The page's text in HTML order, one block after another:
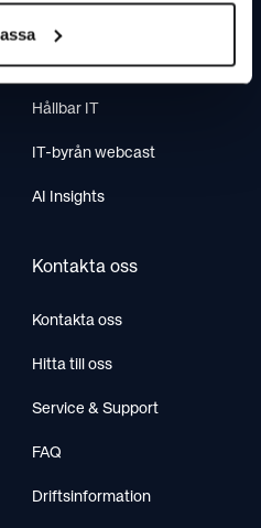
Hållbar IT
IT-byrån webcast
AI Insights
Kontakta oss
Kontakta oss
Hitta till oss
Service & Support
FAQ
Driftsinformation